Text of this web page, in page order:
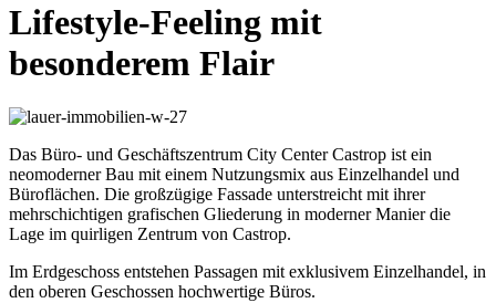
Lifestyle-Feeling mit
besonderem Flair
Das Büro- und Geschäftszentrum City Center Castrop ist ein
neomoderner Bau mit einem Nutzungsmix aus Einzelhandel und
Büroflächen. Die großzügige Fassade unterstreicht mit ihrer
mehrschichtigen grafischen Gliederung in moderner Manier die
Lage im quirligen Zentrum von Castrop.
Im Erdgeschoss entstehen Passagen mit exklusivem Einzelhandel, in
den oberen Geschossen hochwertige Büros.